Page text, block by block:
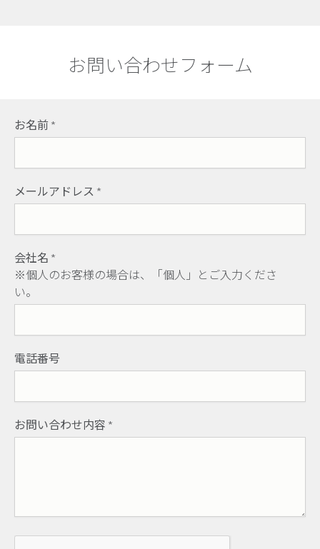
お問い合わせフォーム
お名前 *
メールアドレス *
会社名 *
※個人のお客様の場合は、「個人」とご入力くださ
い。
電話番号
お問い合わせ内容 *